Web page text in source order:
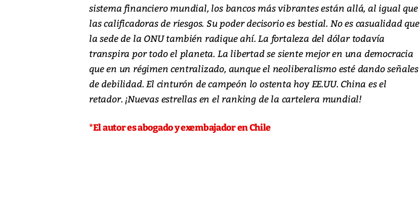
sistema financiero mundial, los bancos más vibrantes están allá, al igual que
las calificadoras de riesgos. Su poder decisorio es bestial. No es casualidad que
la sede de la ONU también radique ahí. La fortaleza del dólar todavía
transpira por todo el planeta. La libertad se siente mejor en una democracia
que en un régimen centralizado, aunque el neoliberalismo esté dando señales
de debilidad. El cinturón de campeón lo ostenta hoy EE.UU. China es el
retador. ¡Nuevas estrellas en el ranking de la cartelera mundial!
*El autor es abogado y exembajador en Chile